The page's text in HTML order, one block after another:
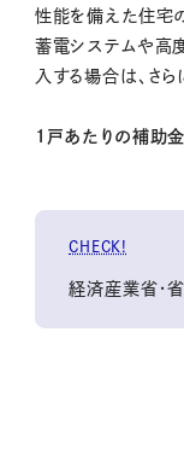
性能を備えた住宅の
蓄電システムや高
入する場合は、さ
1戸あたりの補助
CHECK!
経済産業省・